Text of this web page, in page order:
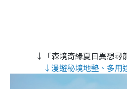
↓「森境奇緣夏日異想尋
↓漫遊秘境地墊、多用